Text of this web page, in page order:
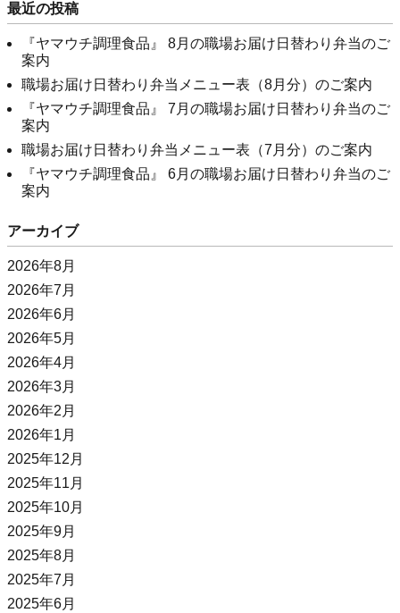
最近の投稿
『ヤマウチ調理食品』 8月の職場お届け日替わり弁当のご
案内
職場お届け日替わり弁当メニュー表（8月分）のご案内
『ヤマウチ調理食品』 7月の職場お届け日替わり弁当のご
案内
職場お届け日替わり弁当メニュー表（7月分）のご案内
『ヤマウチ調理食品』 6月の職場お届け日替わり弁当のご
案内
アーカイブ
2026年8月
2026年7月
2026年6月
2026年5月
2026年4月
2026年3月
2026年2月
2026年1月
2025年12月
2025年11月
2025年10月
2025年9月
2025年8月
2025年7月
2025年6月